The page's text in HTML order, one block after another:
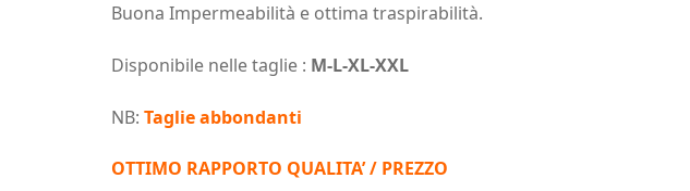
Buona Impermeabilità e ottima traspirabilità.
Disponibile nelle taglie : M-L-XL-XXL
NB: Taglie abbondanti
OTTIMO RAPPORTO QUALITA’ / PREZZO